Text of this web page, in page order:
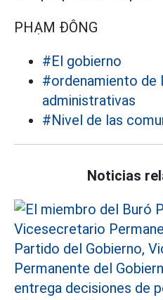
PHẠM ĐÔNG
#El gobierno
#ordenamiento de
administrativas
#Nivel de las
Noticias